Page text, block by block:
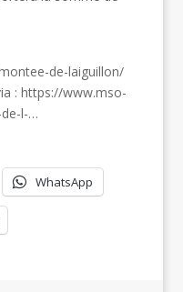
de-laiguillon/
: https://www.mso-
l-…
WhatsApp